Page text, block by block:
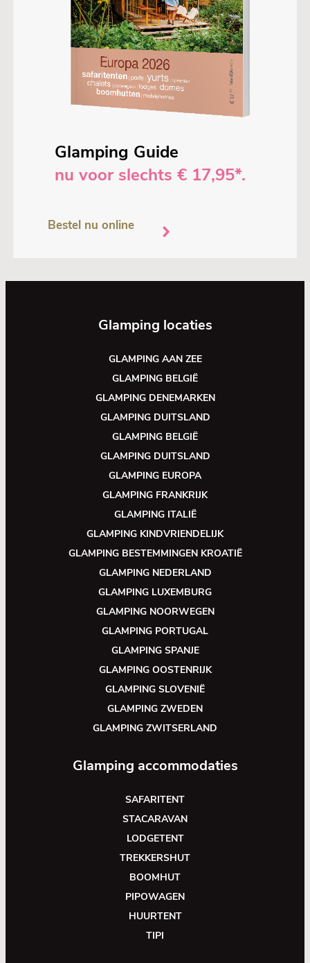
Glamping Guide
nu voor slechts € 17,95*.
Bestel nu online
Glamping locaties
GLAMPING AAN ZEE
GLAMPING BELGIË
GLAMPING DENEMARKEN
GLAMPING DUITSLAND
GLAMPING BELGIË
GLAMPING DUITSLAND
GLAMPING EUROPA
GLAMPING FRANKRIJK
GLAMPING ITALIË
GLAMPING KINDVRIENDELIJK
GLAMPING BESTEMMINGEN KROATIË
GLAMPING NEDERLAND
GLAMPING LUXEMBURG
GLAMPING NOORWEGEN
GLAMPING PORTUGAL
GLAMPING SPANJE
GLAMPING OOSTENRIJK
GLAMPING SLOVENIË
GLAMPING ZWEDEN
GLAMPING ZWITSERLAND
Glamping accommodaties
SAFARITENT
STACARAVAN
LODGETENT
TREKKERSHUT
BOOMHUT
PIPOWAGEN
HUURTENT
TIPI